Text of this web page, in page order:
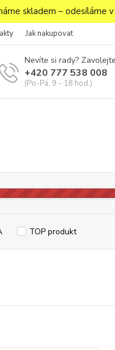
skladem – odesíláme
Jak nakupovat
Nevíte si rady?
+420 777 538 008
(Po-Pá, 9 - 18 hod.)
TOP produkt